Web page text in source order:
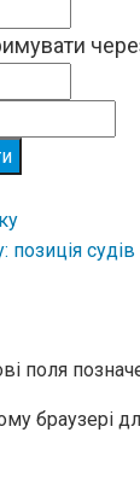
позиція судів
поля
браузері